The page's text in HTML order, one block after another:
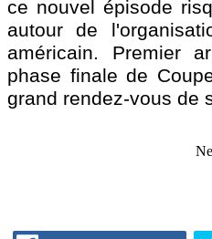
ce nouvel épisode
autour de
américain. Premier
phase finale de
grand rendez-vous de